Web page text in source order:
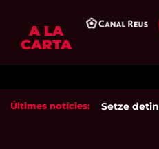
A LA
CARTA
Últimes notícies: Setze